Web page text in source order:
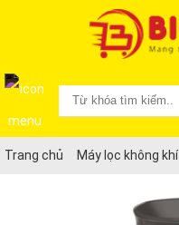
Trang chủ Máy lọc không khí